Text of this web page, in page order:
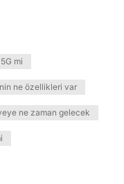
mi
ne özellikleri var
ne zaman gelecek